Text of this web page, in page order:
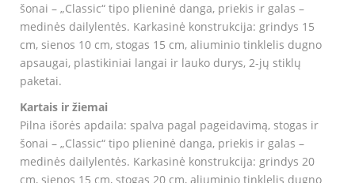
šonai – „Classic“ tipo plieninė danga, priekis ir galas –
medinės dailylentės. Karkasinė konstrukcija: grindys 15
cm, sienos 10 cm, stogas 15 cm, aliuminio tinklelis dugno
apsaugai, plastikiniai langai ir lauko durys, 2-jų stiklų
paketai.
Kartais ir žiemai
Pilna išorės apdaila: spalva pagal pageidavimą, stogas ir
šonai – „Classic“ tipo plieninė danga, priekis ir galas –
medinės dailylentės. Karkasinė konstrukcija: grindys 20
cm, sienos 15 cm, stogas 20 cm, aliuminio tinklelis dugno